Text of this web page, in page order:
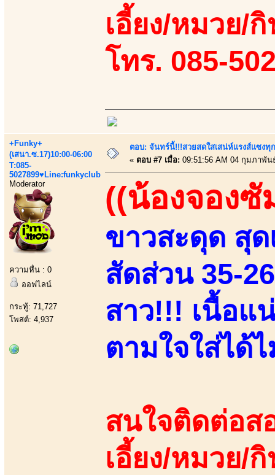
เอี้ยง/หมวย/
โทร. 085-
+Funky+
(เสนา.ซ.17)10:00-06:00
T:085-
5027899♥Line:funkyclub
Moderator
ความหื่น : 0
ออฟไลน์
กระทู้: 71,727
โพสต์: 4,937
ตอบ: จันทร์นี้!!!สวยสดใสเสน่ห์แรงส์แซงทุ
« ตอบ #7 เมื่อ: 09:51:56 AM 04 กุมภาพัน
((น้องจองซั
ขาวสะดุด สุด
สัดส่วน 35-
สาว!!! เนื้อ
ตามใจใส่ได้
สนใจติดต่อส
เอี้ยง/หมวย/